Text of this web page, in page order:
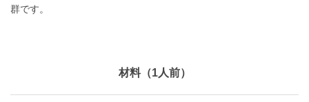
群です。
材料（1人前）